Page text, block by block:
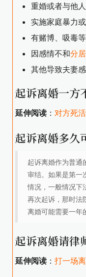
重婚或者与他人
实施家庭暴力
有赌博、吸毒
因感情不和分居
其他导致夫妻
起诉离婚一方
延伸阅读 ： 对方死
起诉离婚多久
起诉离婚作为普通
审结。如果是第一
情况，一般情况下
再次起诉，那时法
离婚可能需要一年
起诉离婚请律
延伸阅读 ： 打一场